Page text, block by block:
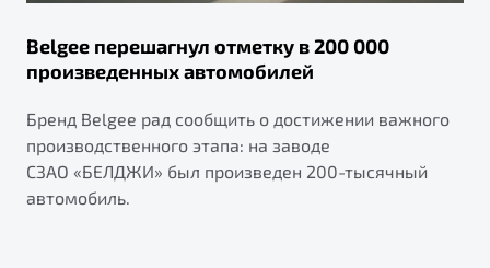
Belgee перешагнул отметку в 200 000
произведенных автомобилей
Бренд Belgee рад сообщить о достижении важного
производственного этапа: на заводе
СЗАО «БЕЛДЖИ» был произведен 200-тысячный
автомобиль.